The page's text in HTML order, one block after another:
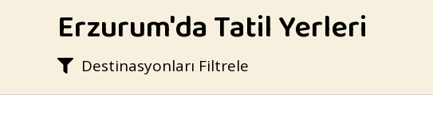
Erzurum'da Tatil Yerleri
Destinasyonları Filtrele